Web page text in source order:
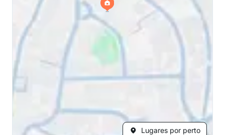
Lugares por perto